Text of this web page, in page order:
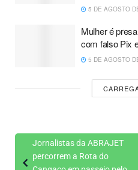
5 DE AGOSTO
Mulher é
com falso Pix
5 DE AGOSTO
Jornalistas da ABRAJET
percorrem a Rota do